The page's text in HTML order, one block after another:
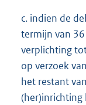
c. indien de
termijn van
verplichting
op verzoek
het restant
(her)inrichting